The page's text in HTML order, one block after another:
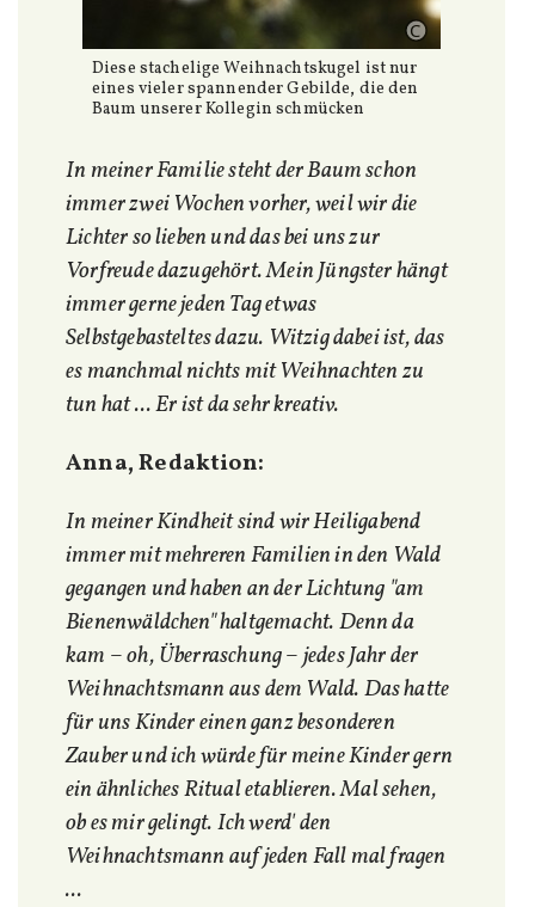
Diese stachelige Weihnachtskugel ist nur
eines vieler spannender Gebilde, die den
Baum unserer Kollegin schmücken
In meiner Familie steht der Baum schon
immer zwei Wochen vorher, weil wir die
Lichter so lieben und das bei uns zur
Vorfreude dazugehört. Mein Jüngster hängt
immer gerne jeden Tag etwas
Selbstgebasteltes dazu. Witzig dabei ist, das
es manchmal nichts mit Weihnachten zu
tun hat ... Er ist da sehr kreativ.
Anna, Redaktion:
In meiner Kindheit sind wir Heiligabend
immer mit mehreren Familien in den Wald
gegangen und haben an der Lichtung "am
Bienenwäldchen" haltgemacht. Denn da
kam –oh, Überraschung–jedes Jahr der
Weihnachtsmann aus dem Wald. Das hatte
für uns Kinder einen ganz besonderen
Zauber und ich würde für meine Kinder gern
ein ähnliches Ritual etablieren. Mal sehen,
ob es mir gelingt. Ich werd' den
Weihnachtsmann auf jeden Fall mal fragen
...